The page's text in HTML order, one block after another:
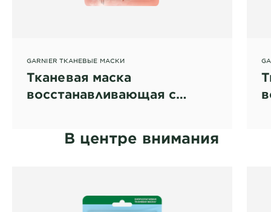
GARNIER ТКАНЕВЫЕ МАСКИ
Тканевая маска
восстанавливающая с
В центре внимания